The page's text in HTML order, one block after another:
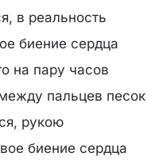
в реальность
биение сердца
на пару часов
пальцев песок
рукою
биение сердца